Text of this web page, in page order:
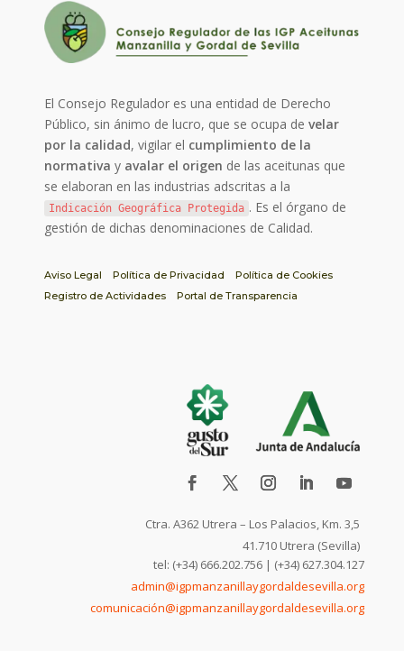
El Consejo Regulador es una entidad de Derecho
Público, sin ánimo de lucro, que se ocupa develar
por la calidad, vigilar el cumplimiento de la
normativa y avalar el origen de las aceitunas que
se elaboran en las industrias adscritas a la
Indicación Geográfica Protegida . Es el órgano de
gestión de dichas denominaciones de Calidad.
Aviso Legal Política de Privacidad
Política de Cookies
Registro de Actividades
Portal de Transparencia
Ctra. A362 Utrera – Los Palacios, Km. 3,5
41.710 Utrera (Sevilla)
tel: (+34) 666.202.756 | (+34) 627.304.127
admin@igpmanzanillaygordaldesevilla.org
comunicación@igpmanzanillaygordaldesevilla.org